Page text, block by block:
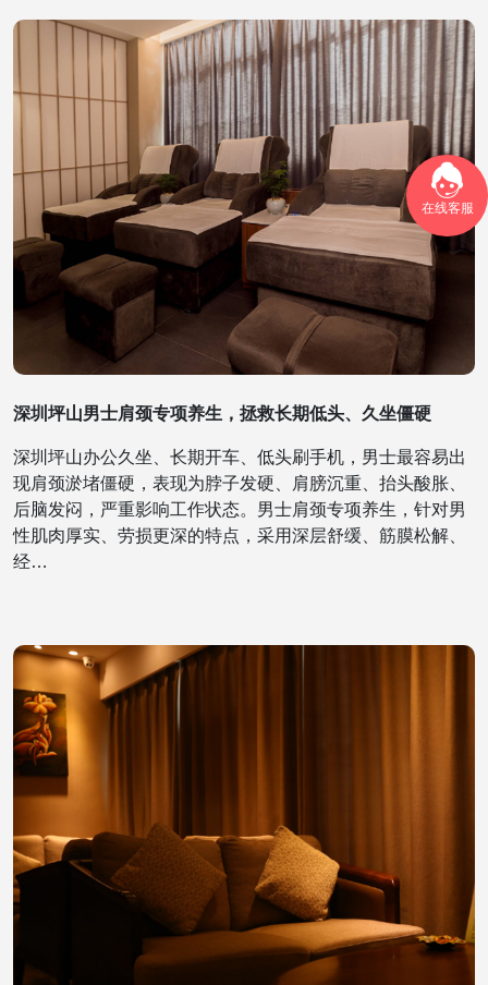
在线客服
深圳坪山男士肩颈专项养生，拯救长期低头、久坐僵硬
深圳坪山办公久坐、长期开车、低头刷手机，男士最容易出
现肩颈淤堵僵硬，表现为脖子发硬、肩膀沉重、抬头酸胀、
后脑发闷，严重影响工作状态。男士肩颈专项养生，针对男
性肌肉厚实、劳损更深的特点，采用深层舒缓、筋膜松解、
经…